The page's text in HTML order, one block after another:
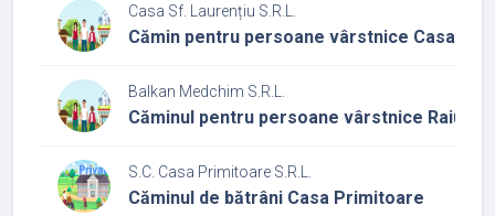
Casa Sf. Laurențiu S.R.L.
Cămin pentru persoane vârstnice Casa Sf.
Balkan Medchim S.R.L.
Căminul pentru persoane vârstnice Raiul
S.C. Casa Primitoare S.R.L.
Căminul de bătrâni Casa Primitoare